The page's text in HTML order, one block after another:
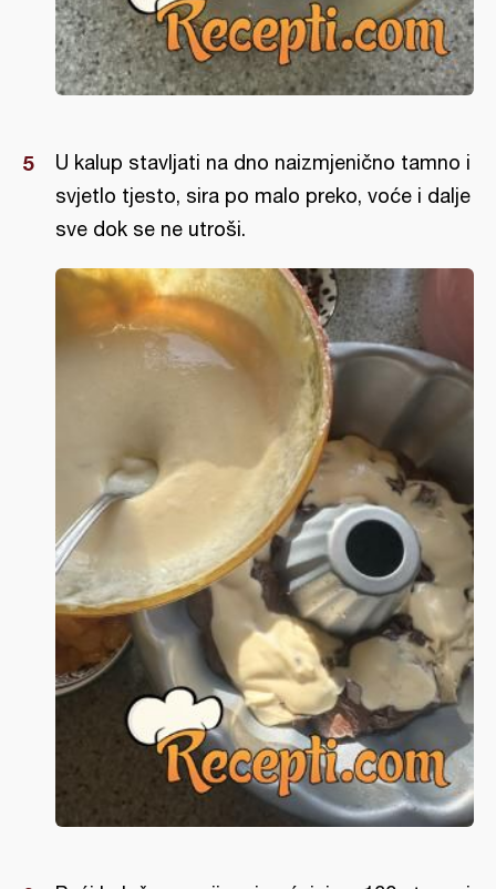
U kalup stavljati na dno naizmjenično tamno i
svjetlo tjesto, sira po malo preko, voće i dalje
sve dok se ne utroši.